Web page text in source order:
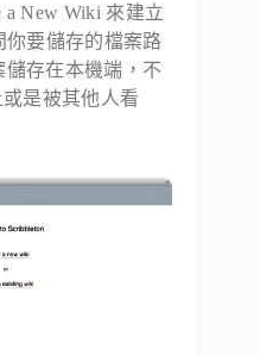
a New Wiki 來建立
要儲存的檔案路
儲存在本機端，不
是被其他人看